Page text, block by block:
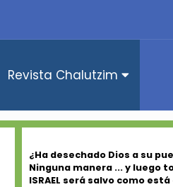
Revista Chalutzim
¿Ha desechado Dios a su
Ninguna manera ... y luego
ISRAEL será salvo como